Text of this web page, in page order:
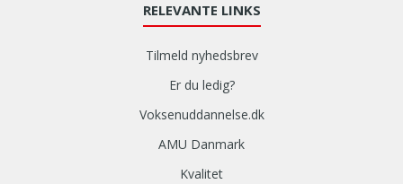
RELEVANTE LINKS
Tilmeld nyhedsbrev
Er du ledig?
Voksenuddannelse.dk
AMU Danmark
Kvalitet